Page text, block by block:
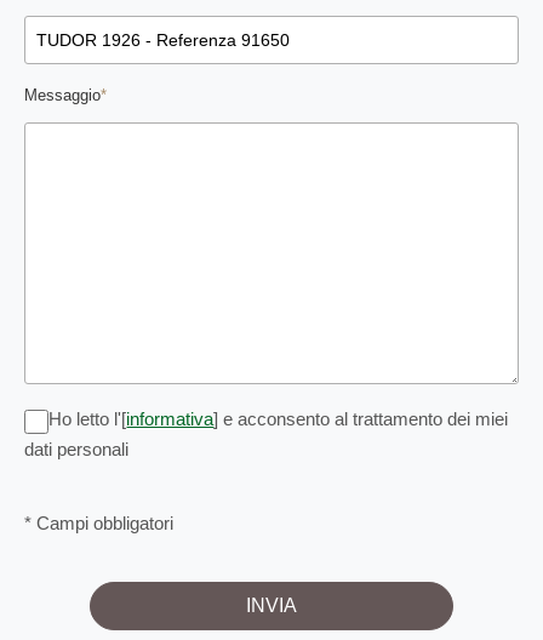
Messaggio*
Ho letto l'[informativa] e acconsento al trattamento dei miei
dati personali
* Campi obbligatori